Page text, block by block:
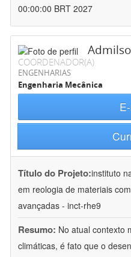
00:00:00 BRT 2027
COORDENADOR(A)
ENGENHARIAS
Engenharia Mecânica
Título do Projeto:instituto
em reologia de materiais
avançadas - inct-rhe9
Resumo: No atual contexto
climáticas, é fato que o